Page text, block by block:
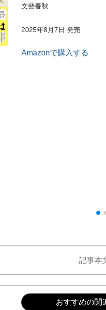
文藝春秋
2025年8月7日 発売
Amazonで購入する
記事本
おすすめの関